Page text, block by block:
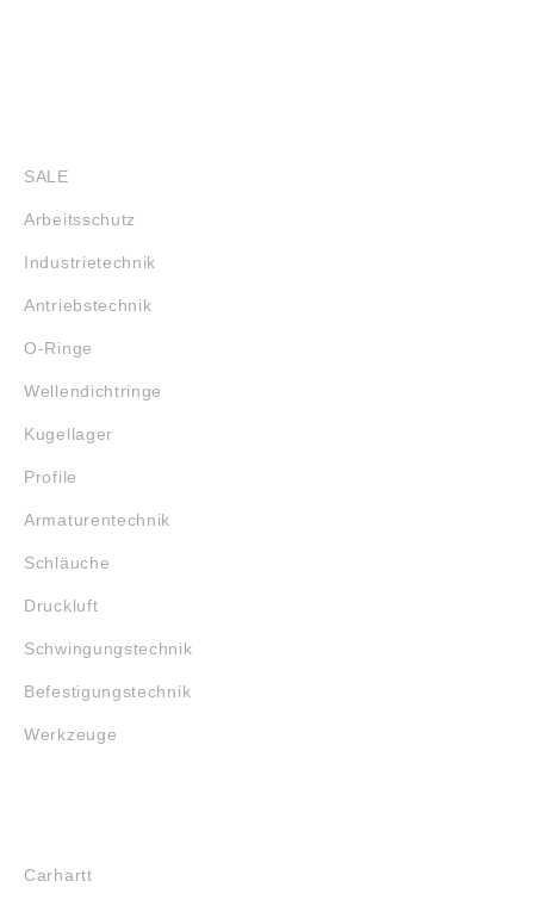
SALE
Arbeitsschutz
Industrietechnik
Antriebstechnik
O-Ringe
Wellendichtringe
Kugellager
Profile
Armaturentechnik
Schläuche
Druckluft
Schwingungstechnik
Befestigungstechnik
Werkzeuge
Carhartt